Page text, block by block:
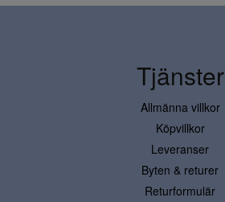
Tjänster
Allmänna villkor
Köpvillkor
Leveranser
Byten & returer
Returformulär